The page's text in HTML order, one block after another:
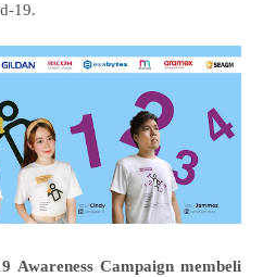
19.
Awareness Campaign membeli